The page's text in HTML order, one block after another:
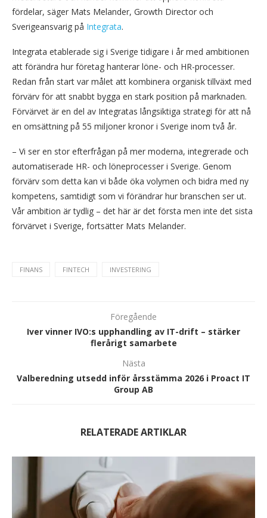
fördelar, säger Mats Melander, Growth Director och
Sverigeansvarig på Integrata.
Integrata etablerade sig i Sverige tidigare i år med ambitionen
att förändra hur företag hanterar löne- och HR-processer.
Redan från start var målet att kombinera organisk tillväxt med
förvärv för att snabbt bygga en stark position på marknaden.
Förvärvet är en del av Integratas långsiktiga strategi för att nå
en omsättning på 55 miljoner kronor i Sverige inom två år.
– Vi ser en stor efterfrågan på mer moderna, integrerade och
automatiserade HR- och löneprocesser i Sverige. Genom
förvärv som detta kan vi både öka volymen och bidra med ny
kompetens, samtidigt som vi förändrar hur branschen ser ut.
Vår ambition är tydlig – det här är det första men inte det sista
förvärvet i Sverige, fortsätter Mats Melander.
FINANS FINTECH INVESTERING
Föregående
Iver vinner IVO:s upphandling av IT-drift – stärker
flerårigt samarbete
Nästa
Valberedning utsedd inför årsstämma 2026 i Proact IT
Group AB
RELATERADE ARTIKLAR